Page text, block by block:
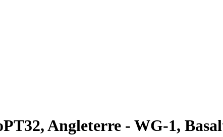
Angleterre - WG-1,